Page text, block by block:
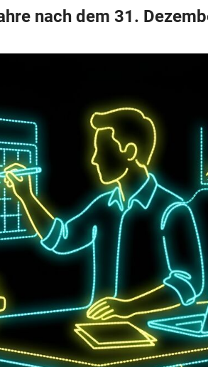
nach dem 31.